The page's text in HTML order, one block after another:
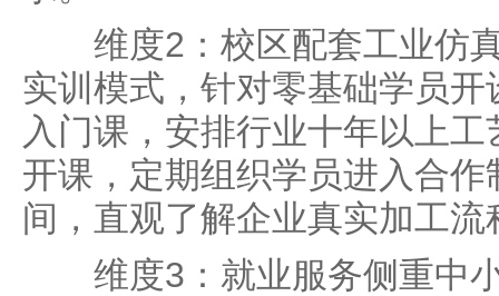
维度2：校区配套工业仿真
实训模式，针对零基础学员
入门课，安排行业十年以上
开课，定期组织学员进入合
间，直观了解企业真实加工流
维度3：就业服务侧重中小